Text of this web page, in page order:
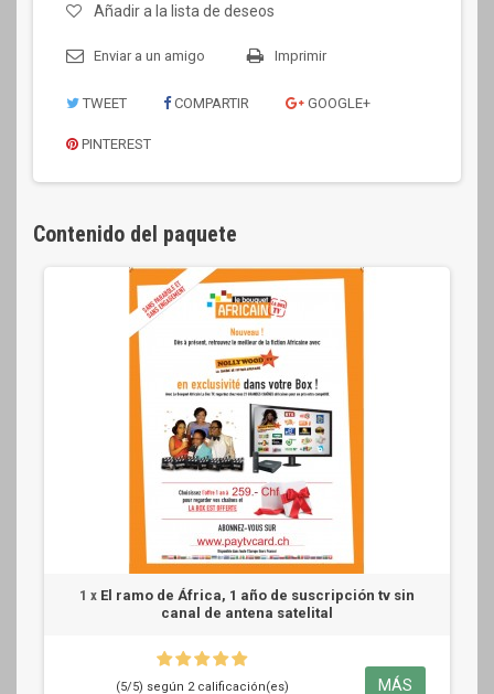
Añadir a la lista de deseos
Enviar a un amigo Imprimir
TWEET COMPARTIR GOOGLE+
PINTEREST
Contenido del paquete
1 x El ramo de África, 1 año de suscripción tv sin
canal de antena satelital
(5/5) según 2 calificación(es) MÁS